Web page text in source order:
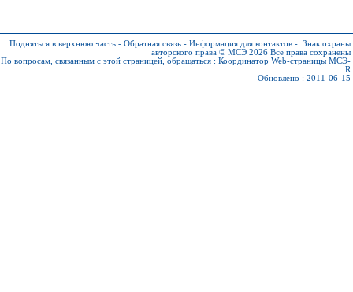
Подняться в верхнюю часть - Обратная связь - Информация для контактов - Знак охраны
авторского права © МСЭ 2026 Все права сохранены
По вопросам, связанным с этой страницей, обращаться : Координатор Web-страницы МСЭ-
R
Обновлено : 2011-06-15